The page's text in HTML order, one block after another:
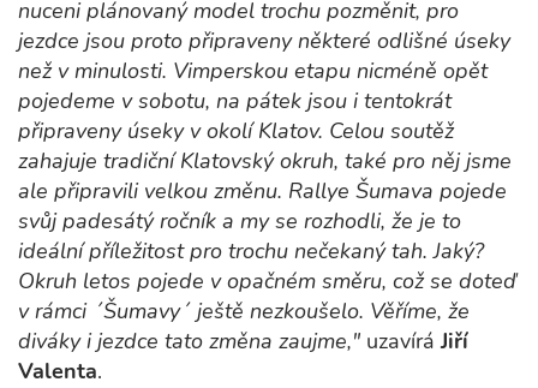
nuceni plánovaný model trochu pozměnit, pro
jezdce jsou proto připraveny některé odlišné úseky
než v minulosti. Vimperskou etapu nicméně opět
pojedeme v sobotu, na pátek jsou i tentokrát
připraveny úseky v okolí Klatov. Celou soutěž
zahajuje tradiční Klatovský okruh, také pro něj jsme
ale připravili velkou změnu. Rallye Šumava pojede
svůj padesátý ročník a my se rozhodli, že je to
ideální příležitost pro trochu nečekaný tah. Jaký?
Okruh letos pojede v opačném směru, což se doteď
v rámci ´Šumavy´ ještě nezkoušelo. Věříme, že
diváky i jezdce tato změna zaujme," uzavírá Jiří
Valenta.